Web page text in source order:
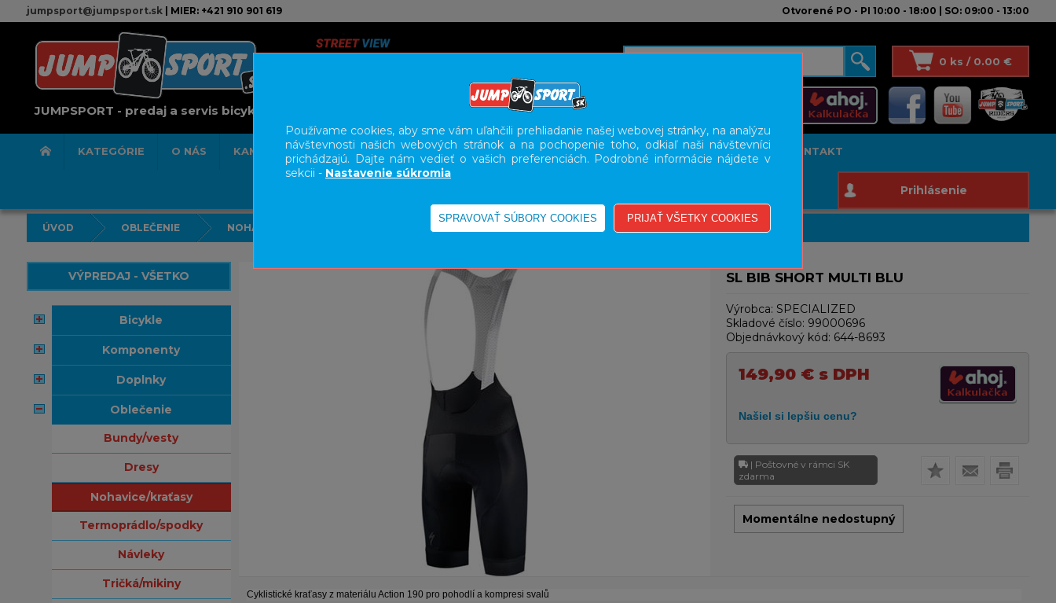
jumpsport@jumpsport.sk| MIER: +421 910 901 619 Otvorené PO - PI 10:00 - 18:00 | SO: 09:00 - 13:00
JUMPSPORT - predaj a servis bicyklov
0 ks / 0.00 €
KATEGÓRIE O NÁS KAMENNÁ PREDAJNA SERVIS SLUŽBY KARIÉRA BODY GEOMETRY FIT STUDIO KONTAKT
Prihlásenie
ÚVOD OBLEČENIE NOHAVICE/KRAŤASY
VÝPREDAJ - VŠETKO
bicykle
komponenty
doplnky
oblečenie
bundy/vesty
dresy
nohavice/kraťasy
termoprádlo/spodky
návleky
tričká/mikiny
SL BIB SHORT MULTI BLU
Výrobca: SPECIALIZED
Skladové číslo: 99000696
Objednávkový kód: 644-8693
149,90 €s DPH
| Poštovné v rámci SK
zdarma
Momentálne nedostupný
Cyklistické kraťasy z materiálu Action 190 pro pohodlí a kompresi svalů
Používame cookies, aby sme vám uľahčili prehliadanie našej webovej stránky, na analýzu
návštevnosti našich webových stránok a na pochopenie toho, odkiaľ naši návštevníci
prichádzajú. Dajte nám vedieť o vašich preferenciách. Podrobné informácie nájdete v
sekcii - Nastavenie súkromia